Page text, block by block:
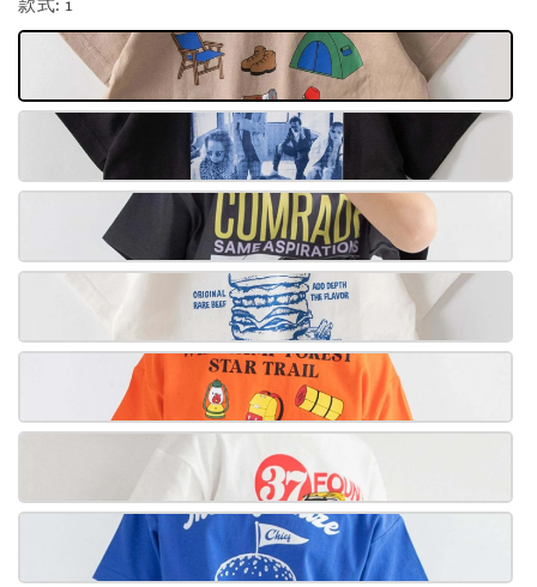
款式: 1